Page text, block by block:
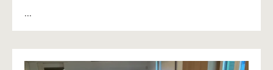
...